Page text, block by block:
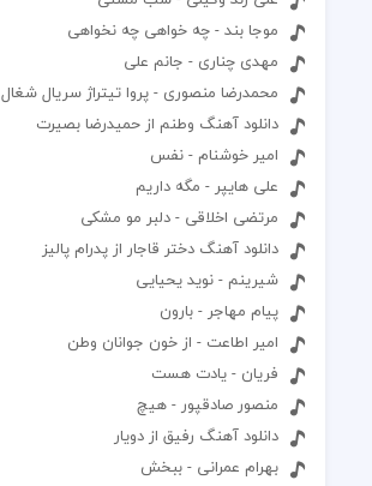
موجا بند - چه خواهی چه نخواهی
مهدی چناری - جانم علی
محمدرضا منصوری - پروا تیتراژ سریال شغال
دانلود آهنگ وطنم از حمیدرضا بصیرت
امیر خوشنام - نفس
علی هایپر - مگه داریم
مرتضی اخلاقی - دلبر مو مشکی
دانلود آهنگ دختر قاجار از پدرام پالیز
شیرینم - نوید یحیایی
پیام مهاجر - بارون
امیر اطاعت - از خون جوانان وطن
فریان - یادت هست
منصور صادقپور - هیچ
دانلود آهنگ رفیق از دویار
بهرام عمرانی - ببخش